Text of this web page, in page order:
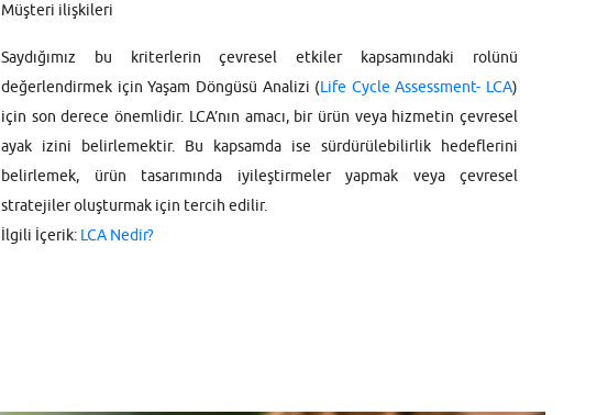
Müşteri ilişkileri
Saydığımız bu kriterlerin çevresel etkiler kapsamındaki rolünü
değerlendirmek için Yaşam Döngüsü Analizi (Life Cycle Assessment- LCA)
için son derece önemlidir. LCA’nın amacı, bir ürün veya hizmetin çevresel
ayak izini belirlemektir. Bu kapsamda ise sürdürülebilirlik hedeflerini
belirlemek, ürün tasarımında iyileştirmeler yapmak veya çevresel
stratejiler oluşturmak için tercih edilir.
İlgili İçerik: LCA Nedir?